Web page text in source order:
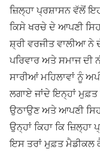
ਜ਼ਿਲ੍ਹਾ ਪ੍ਰਸ਼ਾਸਨ ਵੱਲੋਂ
ਕਿਸੇ ਖਰਚੇ ਦੇ ਆਪਣੀ
ਸ਼੍ਰੀ ਵਰਜੀਤ ਵਾਲੀਆ ਨੇ
ਪਰਿਵਾਰ ਅਤੇ ਸਮਾਜ ਦੀ
ਸਾਰੀਆਂ ਮਹਿਲਾਵਾਂ ਨੂੰ
ਲਗਾਏ ਜਾਂਦੇ ਇਨ੍ਹਾਂ ਮੁਫ਼ਤ
ਉਠਾਉਣ ਅਤੇ ਆਪਣੀ
ਉਨ੍ਹਾਂ ਕਿਹਾ ਕਿ
ਇਸ ਤਰਾਂ ਮੁਫ਼ਤ ਮੈਡੀਕਲ